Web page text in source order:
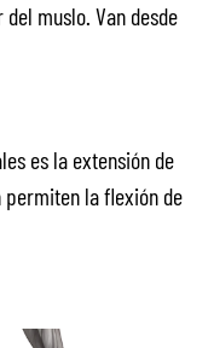
muslo. Van desde
es la extensión de
la flexión de